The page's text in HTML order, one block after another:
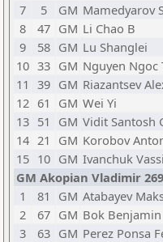
7
5 GM Mamedyarov
8
47 GM Li Chao B
9
58 GM Lu Shanglei
10 33 GM Nguyen Ngoc
11 39 GM Riazantsev
12 61 GM Wei Yi
13 51 GM Vidit Santosh
14 21 GM Korobov
15 10 GM Ivanchuk
GM Akopian Vladimir
1
81 GM Atabayev
2
67 GM Bok Benjamin
3
63 GM Perez Ponsa